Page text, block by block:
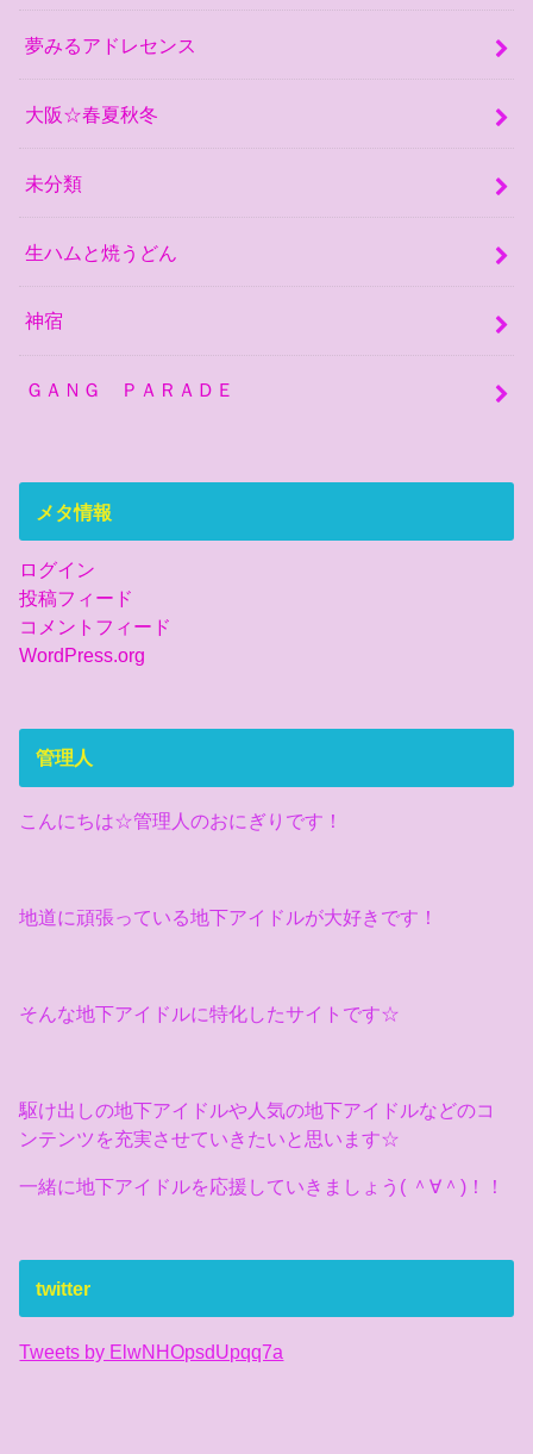
夢みるアドレセンス
大阪☆春夏秋冬
未分類
生ハムと焼うどん
神宿
ＧＡＮＧ ＰＡＲＡＤＥ
メタ情報
ログイン
投稿フィード
コメントフィード
WordPress.org
管理人
こんにちは☆管理人のおにぎりです！
地道に頑張っている地下アイドルが大好きです！
そんな地下アイドルに特化したサイトです☆
駆け出しの地下アイドルや人気の地下アイドルなどのコ
ンテンツを充実させていきたいと思います☆
一緒に地下アイドルを応援していきましょう( ＾∀＾)！！
twitter
Tweets by ElwNHOpsdUpqq7a